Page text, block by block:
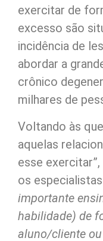
exercitar de
excesso são
incidência de
abordar a
crônico
milhares de
Voltando às
aquelas
esse
os
importante
habilidade) de
aluno/cliente